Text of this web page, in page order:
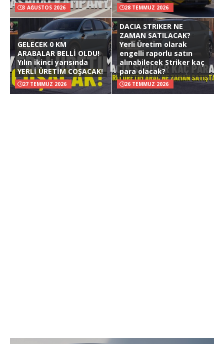
3 AĞUSTOS 2026 28 TEMMUZ 2026
GELECEK 0 KM
ARABALAR BELLİ OLDU!
Yılın ikinci yarısında
YERLİ ÜRETİM COŞACAK!
27 TEMMUZ 2026
DACIA STRIKER NE
ZAMAN SATILACAK?
Yerli Üretim olarak
engelli raporlu satın
alınabilecek Striker kaç
para olacak?
26 TEMMUZ 2026